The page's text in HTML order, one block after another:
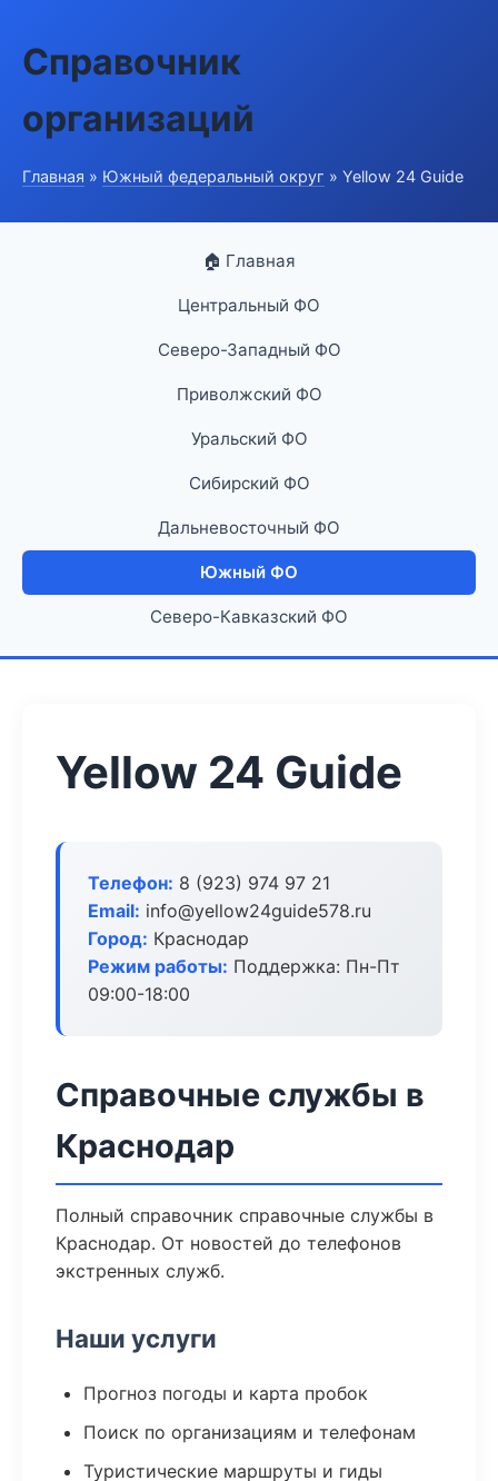
Справочник
организаций
Главная » Южный федеральный округ » Yellow 24 Guide
🏠 Главная
Центральный ФО
Северо-Западный ФО
Приволжский ФО
Уральский ФО
Сибирский ФО
Дальневосточный ФО
Южный ФО
Северо-Кавказский ФО
Yellow 24 Guide
Телефон: 8 (923) 974 97 21
Email: info@yellow24guide578.ru
Город: Краснодар
Режим работы: Поддержка: Пн-Пт
09:00-18:00
Справочные службы в
Краснодар
Полный справочник справочные службы в
Краснодар. От новостей до телефонов
экстренных служб.
Наши услуги
Прогноз погоды и карта пробок
Поиск по организациям и телефонам
Туристические маршруты и гиды